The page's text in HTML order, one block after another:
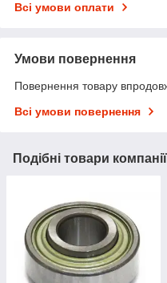
Всі умови оплати
Умови повернення
Повернення товару
Всі умови повернення
Подібні товари компанії